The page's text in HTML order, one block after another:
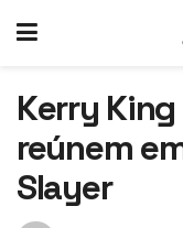
Kerry
reúnem
Slayer